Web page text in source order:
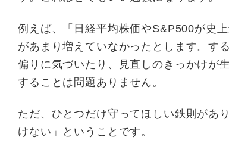
例えば、「日経平均株価やS&P500が史
があまり増えていなかったとします。す
偏りに気づいたり、見直しのきっかけが
することは問題ありません。
ただ、ひとつだけ守ってほしい鉄則があ
けない」ということです。